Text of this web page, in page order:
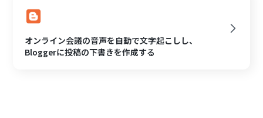
オンライン会議の音声を自動で文字起こしし、
Bloggerに投稿の下書きを作成する